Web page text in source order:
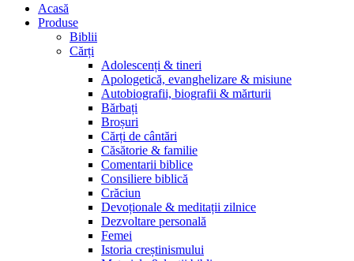
Acasă
Produse
Biblii
Cărți
Adolescenți & tineri
Apologetică, evanghelizare & misiune
Autobiografii, biografii & mărturii
Bărbați
Broșuri
Cărți de cântări
Căsătorie & familie
Comentarii biblice
Consiliere biblică
Crăciun
Devoționale & meditații zilnice
Dezvoltare personală
Femei
Istoria creștinismului